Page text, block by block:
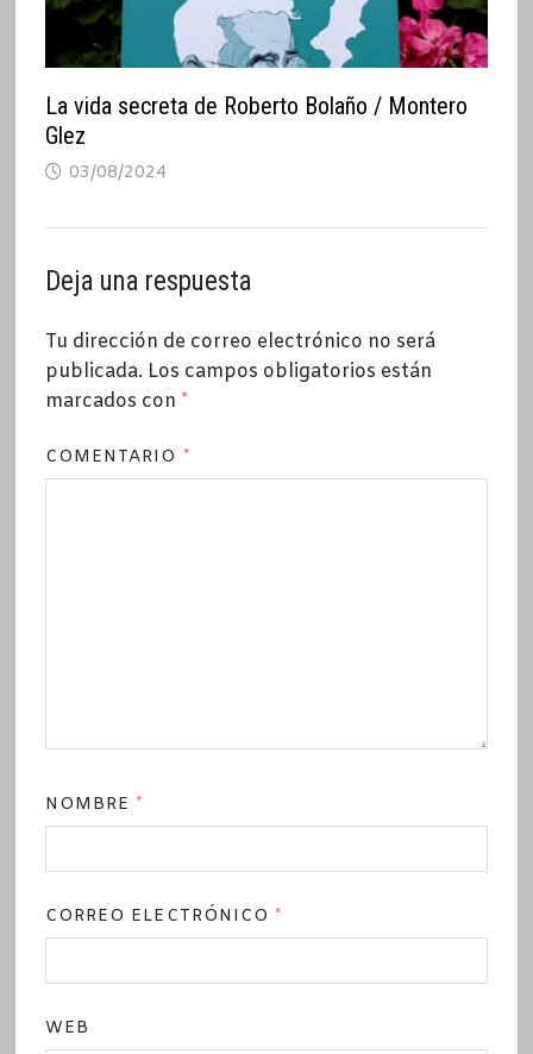
La vida secreta de Roberto Bolaño / Montero
Glez
03/08/2024
Deja una respuesta
Tu dirección de correo electrónico no será
publicada. Los campos obligatorios están
marcados con *
COMENTARIO *
NOMBRE*
CORREO ELECTRÓNICO*
WEB